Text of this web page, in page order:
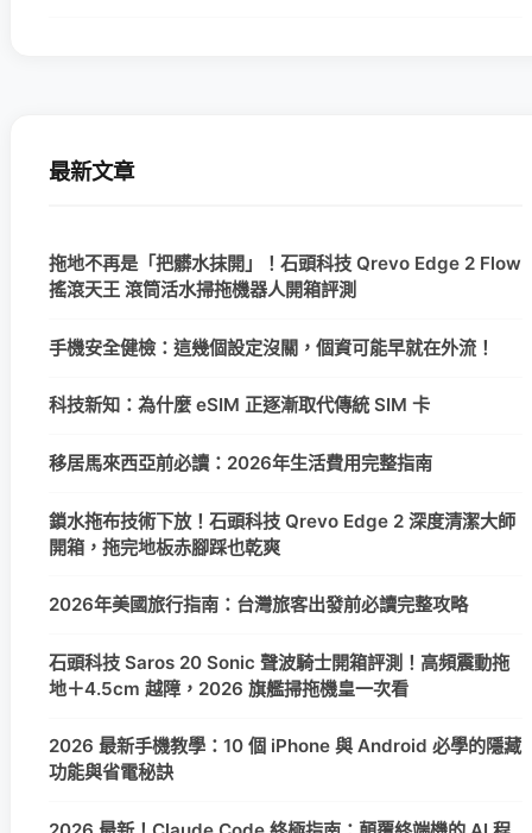
最新文章
拖地不再是「把髒水抹開」！石頭科技 Qrevo Edge 2 Flow
搖滾天王 滾筒活水掃拖機器人開箱評測
手機安全健檢：這幾個設定沒關，個資可能早就在外流！
科技新知：為什麼 eSIM 正逐漸取代傳統 SIM 卡
移居馬來西亞前必讀：2026年生活費用完整指南
鎖水拖布技術下放！石頭科技 Qrevo Edge 2 深度清潔大師
開箱，拖完地板赤腳踩也乾爽
2026年美國旅行指南：台灣旅客出發前必讀完整攻略
石頭科技 Saros 20 Sonic 聲波騎士開箱評測！高頻震動拖
地＋4.5cm 越障，2026 旗艦掃拖機皇一次看
2026 最新手機教學：10 個 iPhone 與 Android 必學的隱藏
功能與省電秘訣